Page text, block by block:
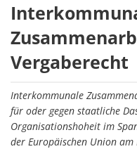
und
Vergaberecht
Vergaberecht
Interkommunale
für oder gegen staatliche
Organisationshoheit im
der Europäischen Union